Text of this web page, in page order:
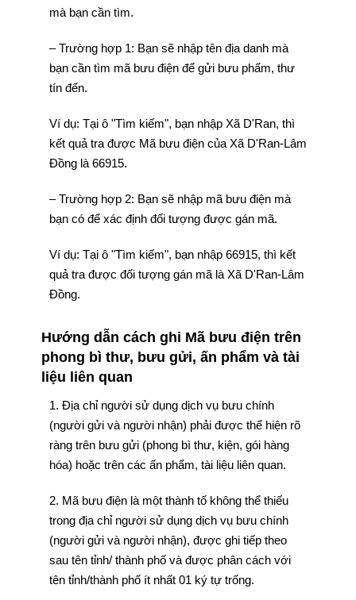
mà bạn cần tìm.
– Trường hợp 1: Bạn sẽ nhập tên địa danh mà
bạn cần tìm mã bưu điện để gửi bưu phẩm, thư
tín đến.
Ví dụ: Tại ô "Tìm kiếm", bạn nhập Xã D'Ran, thì
kết quả tra được Mã bưu điện của Xã D'Ran-Lâm
Đồng là 66915.
– Trường hợp 2: Bạn sẽ nhập mã bưu điện mà
bạn có để xác định đối tượng được gán mã.
Ví dụ: Tại ô "Tìm kiếm", bạn nhập 66915, thì kết
quả tra được đối tượng gán mã là Xã D'Ran-Lâm
Đồng.
Hướng dẫn cách ghi Mã bưu điện trên
phong bì thư, bưu gửi, ấn phẩm và tài
liệu liên quan
1. Địa chỉ người sử dụng dịch vụ bưu chính
(người gửi và người nhận) phải được thể hiện rõ
ràng trên bưu gửi (phong bì thư, kiện, gói hàng
hóa) hoặc trên các ấn phẩm, tài liệu liên quan.
2. Mã bưu điện là một thành tố không thể thiếu
trong địa chỉ người sử dụng dịch vụ bưu chính
(người gửi và người nhận), được ghi tiếp theo
sau tên tỉnh/ thành phố và được phân cách với
tên tỉnh/thành phố ít nhất 01 ký tự trống.